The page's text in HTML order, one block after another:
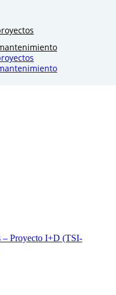
– Proyecto I+D (TSI-